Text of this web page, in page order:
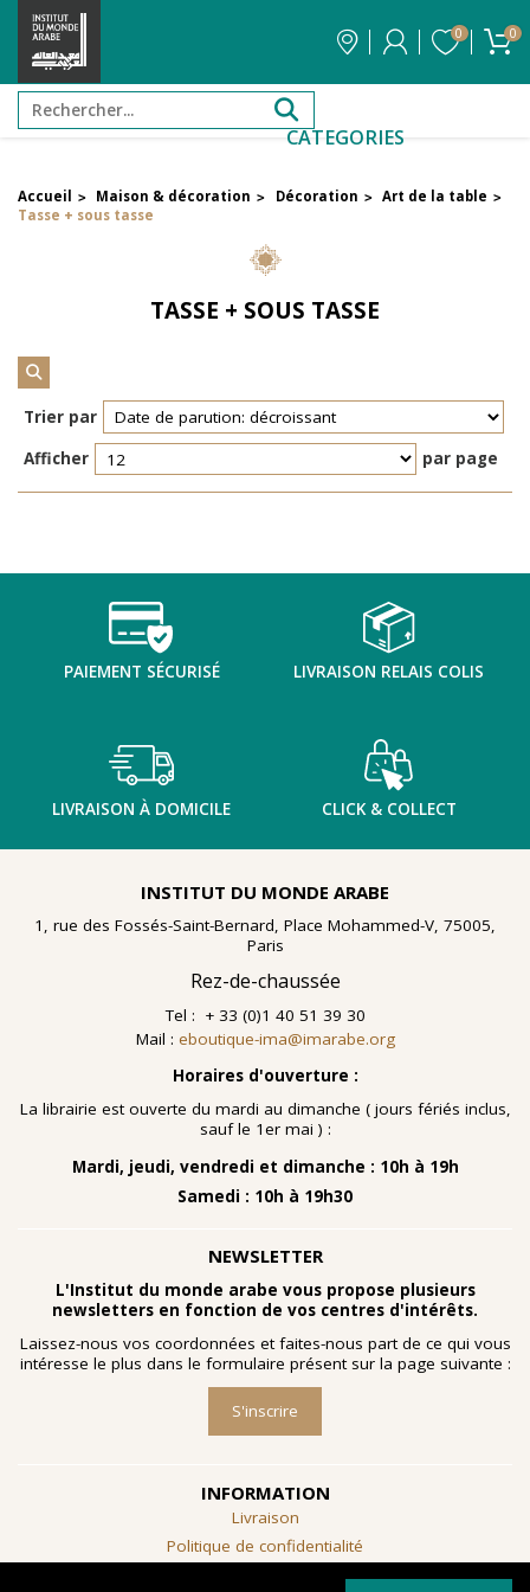
0 0
CATEGORIES
Filtrer par attribut
Réinitialiser les filtres
En 2021, le musée de l'IMA reçoit une généreuse donation
: un ensemble d'archives, de céramiques peintes et de
nombreuses planches dessinées à la gouache, exécutées
à la fin des année 1960 au cours d'ateliers de
socialthérapiemenés à l'hôpital psychiatrique de Blida-
Joinville, institution algérienne marquée par la figure
Découvrir l'exposition
Accueil > Maison & décoration > Décoration > Art de la table >
Tasse + sous tasse
TASSE + SOUS TASSE
Trier par
Afficher
par page
PAIEMENT SÉCURISÉ LIVRAISON RELAIS COLIS
LIVRAISON À DOMICILE CLICK & COLLECT
INSTITUT DU MONDE ARABE
1, rue des Fossés-Saint-Bernard, Place Mohammed-V, 75005,
Paris
Rez-de-chaussée
Tel : + 33 (0)1 40 51 39 30
Mail : eboutique-ima@imarabe.org
Horaires d'ouverture :
La librairie est ouverte du mardi au dimanche ( jours fériés inclus,
sauf le 1er mai ) :
Mardi, jeudi, vendredi et dimanche : 10h à 19h
Samedi : 10h à 19h30
NEWSLETTER
L'Institut du monde arabe vous propose plusieurs
newsletters en fonction de vos centres d'intérêts.
Laissez-nous vos coordonnées et faites-nous part de ce qui vous
intéresse le plus dans le formulaire présent sur la page suivante :
S'inscrire
INFORMATION
Livraison
Politique de confidentialité